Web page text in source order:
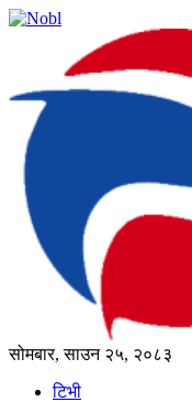
सोमबार, साउन २५, २०८३
टिभी